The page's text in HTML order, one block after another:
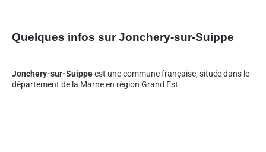
Quelques infos sur Jonchery-sur-Suippe
Jonchery-sur-Suippeest une commune française, située dans le
département de la Marne en région Grand Est.